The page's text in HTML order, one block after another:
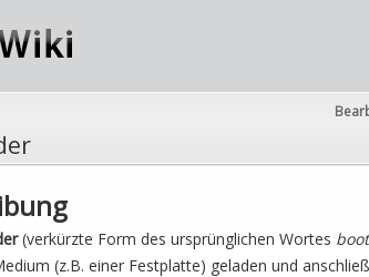
(verkürzte Form des ursprünglichen Wortes
(z.B. einer Festplatte) geladen und